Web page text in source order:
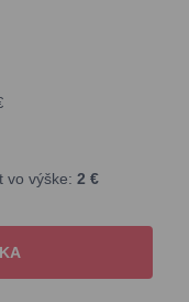
vo výške: 2 €